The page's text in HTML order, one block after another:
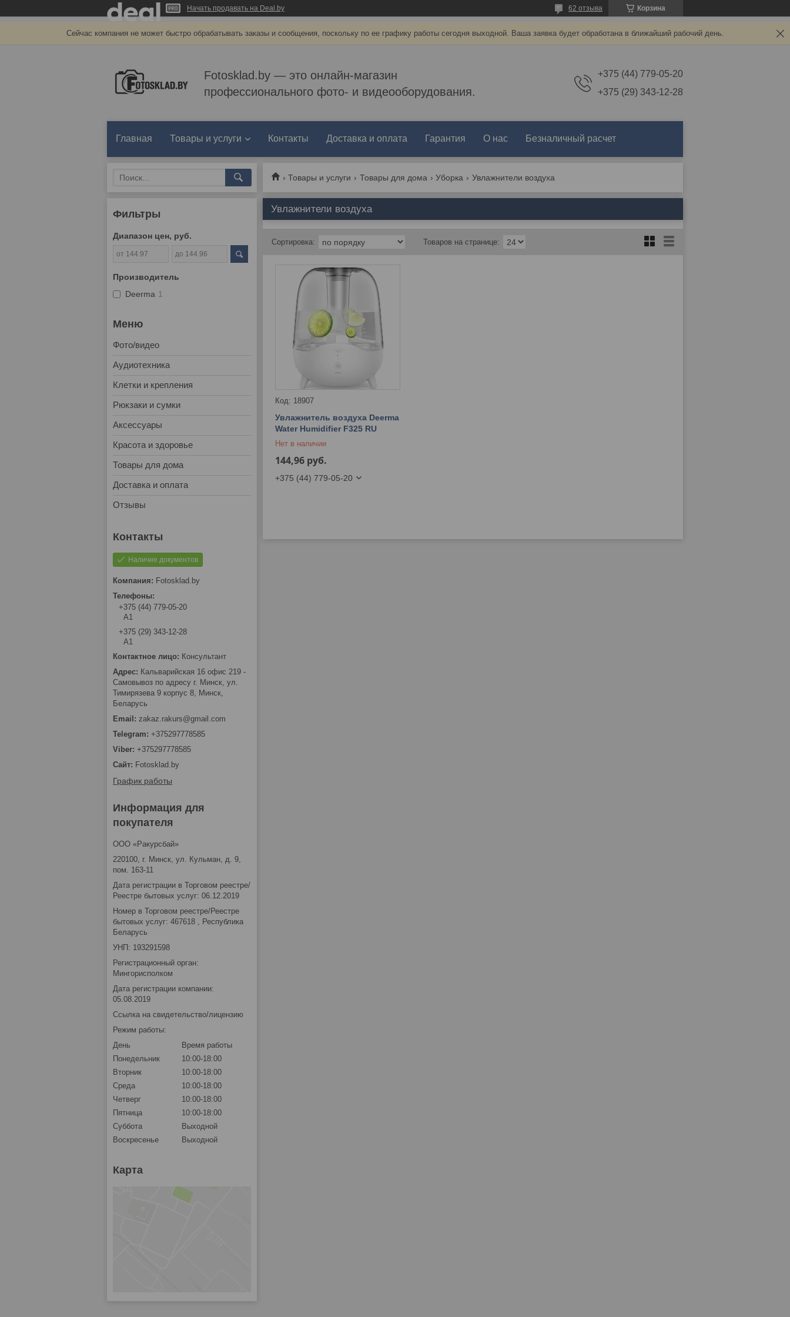
Начать продавать на Deal.by Корзина
62 отзыва
Сейчас компания не может быстро обрабатывать заказы и сообщения, поскольку по ее графику работы сегодня выходной. Ваша заявка будет обработана в ближайший рабочий день.
Fotosklad.by — это онлайн-магазин
профессионального фото- и видеооборудования.
+375 (44) 779-05-20
+375 (29) 343-12-28
Главная Товары и услуги Контакты Доставка и оплата Гарантия О нас Безналичный расчет
Товары и услуги Товары для дома Уборка Увлажнители воздуха
Увлажнители воздуха
18907
Увлажнитель воздуха Deerma
Water Humidifier F325 RU
Нет в наличии
144,96 руб.
+375 (44) 779-05-20
Фильтры
Диапазон цен, руб.
Производитель
Deerma 1
Фото/видео
Аудиотехника
Клетки и крепления
Рюкзаки и сумки
Аксессуары
Красота и здоровье
Товары для дома
Доставка и оплата
Отзывы
Наличие документов
Fotosklad.by
+375 (44) 779-05-20
А1
+375 (29) 343-12-28
А1
Консультант
Кальварийская 16 офис 219 -
Самовывоз по адресу г. Минск, ул.
Тимирязева 9 корпус 8, Минск,
Беларусь
zakaz.rakurs@gmail.com
+375297778585
+375297778585
Fotosklad.by
График работы
Информация для
покупателя
ООО «Ракурсбай»
220100, г. Минск, ул. Кульман, д. 9,
пом. 163-11
Дата регистрации в Торговом реестре/
Реестре бытовых услуг: 06.12.2019
Номер в Торговом реестре/Реестре
бытовых услуг: 467618 , Республика
Беларусь
УНП: 193291598
Регистрационный орган:
Мингорисполком
Дата регистрации компании:
05.08.2019
Ссылка на свидетельство/лицензию
Режим работы:
День
Время работы
Понедельник
10:00-18:00
Вторник
10:00-18:00
Среда
10:00-18:00
Четверг
10:00-18:00
Пятница
10:00-18:00
Суббота
Выходной
Воскресенье
Выходной
Карта